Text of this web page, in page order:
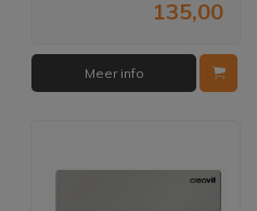
135,00
Meer info